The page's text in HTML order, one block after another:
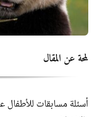
الألعاب التفاعلية
لمحة عن المقال
أسئلة مسابقات للأطفال